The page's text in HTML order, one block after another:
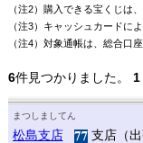
（注2）購入できる宝くじは
（注3）キャッシュカードに
（注4）対象通帳は、総合口
6件見つかりました。 1
まつしましてん
松島支店
支店（